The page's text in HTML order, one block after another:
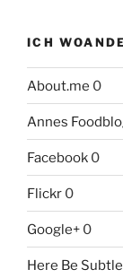
ICH
About.me 0
Annes
Facebook 0
Flickr 0
Google+ 0
Here Be